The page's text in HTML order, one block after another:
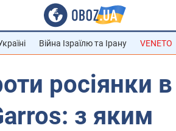
Війна Ізраїлю та Ірану VENETO
росіянки в
з яким